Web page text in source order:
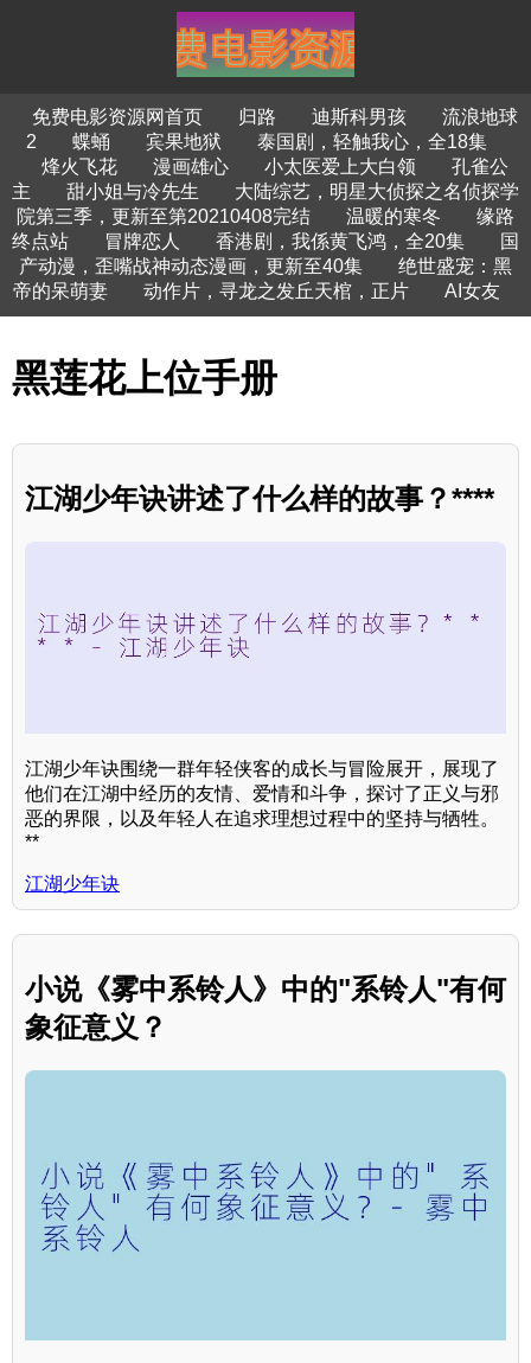
免费电影资源网首页 归路 迪斯科男孩
流浪地球
2
蝶蛹 宾果地狱
泰国剧，轻触我心，全18集
烽火飞花
漫画雄心 小太医爱上大白领
孔雀公
主
甜小姐与冷先生
大陆综艺，明星大侦探之名侦探学
院第三季，更新至第20210408完结
温暖的寒冬
缘路
终点站
冒牌恋人 香港剧，我係黄飞鸿，全20集
国
产动漫，歪嘴战神动态漫画，更新至40集
绝世盛宠：黑
帝的呆萌妻
动作片，寻龙之发丘天棺，正片 AI女友
黑莲花上位手册
江湖少年诀讲述了什么样的故事？****
江湖少年诀围绕一群年轻侠客的成长与冒险展开，展现了
他们在江湖中经历的友情、爱情和斗争，探讨了正义与邪
恶的界限，以及年轻人在追求理想过程中的坚持与牺牲。
**
江湖少年诀
小说《雾中系铃人》中的"系铃人"有何
象征意义？